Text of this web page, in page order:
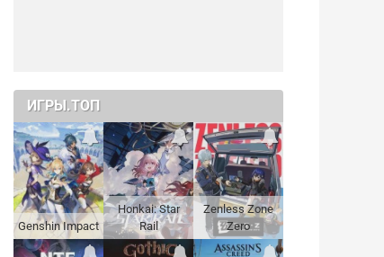
ИГРЫ.ТОП
Genshin Impact
Honkai: Star
Rail
Zenless Zone
Zero